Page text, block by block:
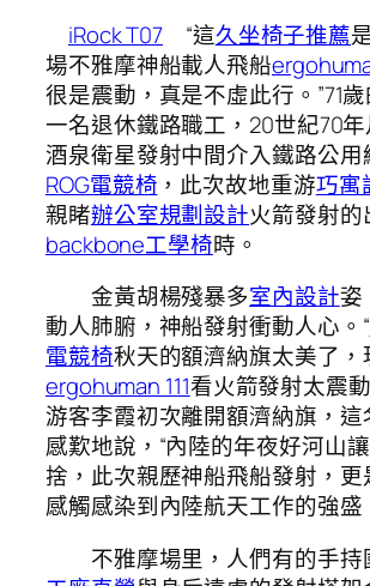
iRock T07 “這久坐椅子推薦
場不雅摩神船載人飛船
很是震動，真是不虛此行。”71
一名退休鐵路職工，20世紀70
酒泉衛星發射中間介入鐵路公用
ROG電競椅 ，此次故地重游巧寓
親睹辦公室規劃設計火箭發射的
backbone工學椅時。
金黃胡楊殘暴多室內設計姿
動人肺腑，神船發射衝動人心。“
電競椅秋天的額濟納旗太美了，
ergohuman 111看火箭發射太震
游客李霞初次離開額濟納旗，這
感歎地說，“內陸的年夜好河山
捨，此次親歷神船飛船發射，更
感觸感染到內陸航天工作的強盛
不雅摩場里，人們有的手持